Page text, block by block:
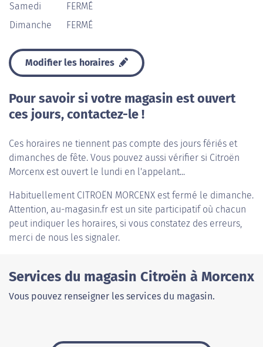
Samedi
FERMÉ
Dimanche
FERMÉ
Modifier les horaires
Pour savoir si votre magasin est ouvert
ces jours, contactez-le !
Ces horaires ne tiennent pas compte des jours fériés et
dimanches de fête. Vous pouvez aussi vérifier si Citroën
Morcenx est ouvert le lundi en l'appelant...
Habituellement CITROËN MORCENX est fermé le dimanche.
Attention, au-magasin.fr est un site participatif où chacun
peut indiquer les horaires, si vous constatez des erreurs,
merci de nous les signaler.
Services du magasin Citroën à Morcenx
Vous pouvez renseigner les services du magasin.